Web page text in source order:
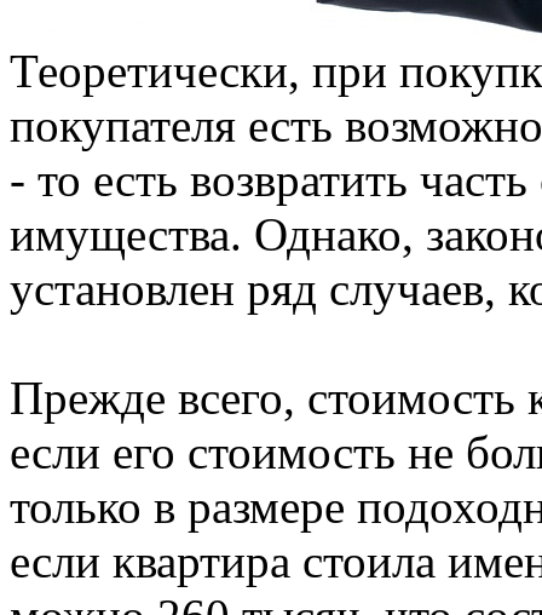
Теоретически, при
покупателя есть
- то есть возвратить
имущества. Однако,
установлен ряд случаев,
Прежде всего, стоимость
если его стоимость не
только в размере
если квартира стоила